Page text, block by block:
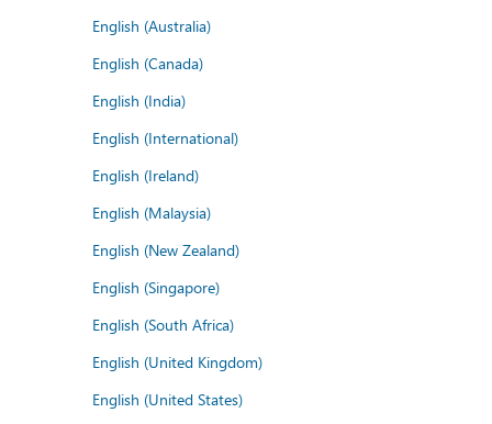
English (Australia)
English (Canada)
English (India)
English (International)
English (Ireland)
English (Malaysia)
English (New Zealand)
English (Singapore)
English (South Africa)
English (United Kingdom)
English (United States)